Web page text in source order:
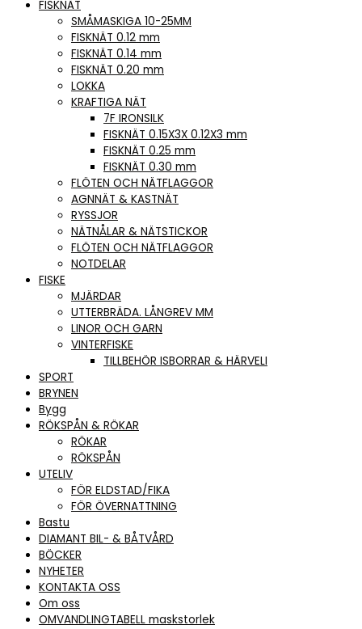
FISKNÄT
SMÅMASKIGA 10-25MM
FISKNÄT 0.12 mm
FISKNÄT 0.14 mm
FISKNÄT 0.20 mm
LOKKA
KRAFTIGA NÄT
7F IRONSILK
FISKNÄT 0.15X3X 0.12X3 mm
FISKNÄT 0.25 mm
FISKNÄT 0.30 mm
FLÖTEN OCH NÄTFLAGGOR
AGNNÄT & KASTNÄT
RYSSJOR
NÄTNÅLAR & NÄTSTICKOR
FLÖTEN OCH NÄTFLAGGOR
NOTDELAR
FISKE
MJÄRDAR
UTTERBRÄDA. LÅNGREV MM
LINOR OCH GARN
VINTERFISKE
TILLBEHÖR ISBORRAR & HÄRVELI
SPORT
BRYNEN
Bygg
RÖKSPÅN & RÖKAR
RÖKAR
RÖKSPÅN
UTELIV
FÖR ELDSTAD/FIKA
FÖR ÖVERNATTNING
Bastu
DIAMANT BIL- & BÅTVÅRD
BÖCKER
NYHETER
KONTAKTA OSS
Om oss
OMVANDLINGTABELL maskstorlek